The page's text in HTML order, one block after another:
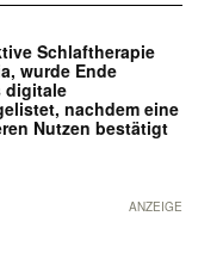
Schlaftherapie
wurde Ende
digitale
nachdem eine
Nutzen bestätigt
ANZEIGE